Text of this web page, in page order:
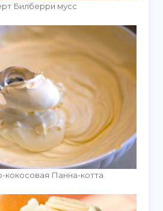
Билберри мусс
кокосовая Панна-котта